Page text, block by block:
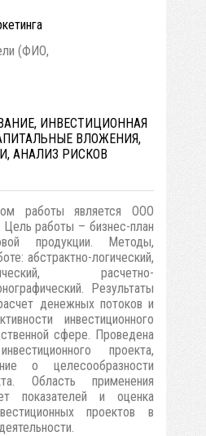
(ФИО,
ИНВЕСТИЦИОННАЯ
ВЛОЖЕНИЯ,
АНАЛИЗ РИСКОВ
работы является ООО
работы – бизнес-план
продукции. Методы,
абстрактно-логический,
расчетно-
Результаты
денежных потоков и
инвестиционного
сфере. Проведена
проекта,
о целесообразности
Область применения
показателей и оценка
проектов в